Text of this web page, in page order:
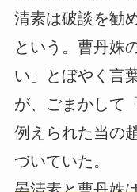
清素は破談を勧
という。曹丹姝
い」とぼやく言
が、ごまかして
例えられた当の
づいていた。